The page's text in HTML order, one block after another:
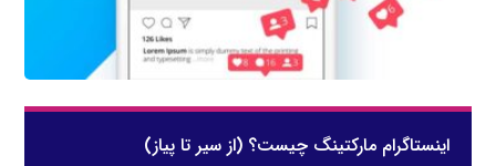
اینستاگرام مارکتینگ چیست؟ (از سیر تا پیاز)